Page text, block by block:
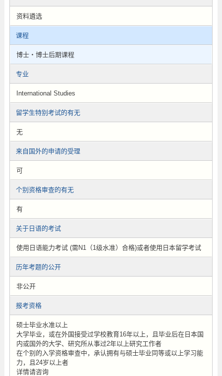
资料遴选
课程
博士・博士后期课程
专业
International Studies
留学生特别考试的有无
无
来自国外的申请的受理
可
个别资格审查的有无
有
关于日语的考试
使用日语能力考试 (需N1（1级水准）合格)或者使用日本留学考试
历年考题的公开
非公开
报考资格
硕士毕业水准以上
大学毕业，或在外国接受过学校教育16年以上，且毕业后在日本国
内或国外的大学、研究所从事过2年以上研究工作者
在个别的入学资格审查中，承认拥有与硕士毕业同等或以上学习能
力，且24岁以上者
详情请咨询